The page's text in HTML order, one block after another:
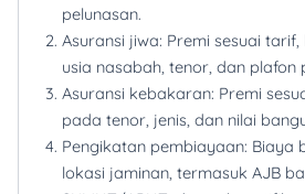
pelunasan.
Asuransi jiwa: Premi sesuai
usia nasabah, tenor, dan plafon
Asuransi kebakaran: Premi
pada tenor, jenis, dan nilai
Pengikatan pembiayaan: Biaya
lokasi jaminan, termasuk AJB